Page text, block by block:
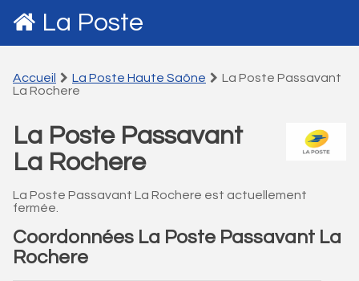
La Poste
Accueil La Poste Haute Saône
La Poste Passavant
La Rochere
La Poste Passavant
La Rochere
La Poste Passavant La Rochere est actuellement
fermée.
Coordonnées La Poste Passavant La
Rochere